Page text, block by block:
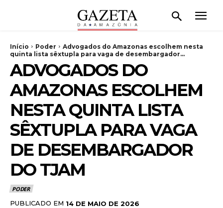
Início Poder
Advogados do Amazonas escolhem nesta
quinta lista sêxtupla para vaga de desembargador...
ADVOGADOS DO
AMAZONAS ESCOLHEM
NESTA QUINTA LISTA
SÊXTUPLA PARA VAGA
DE DESEMBARGADOR
DO TJAM
PODER
PUBLICADO EM 14 DE MAIO DE 2026